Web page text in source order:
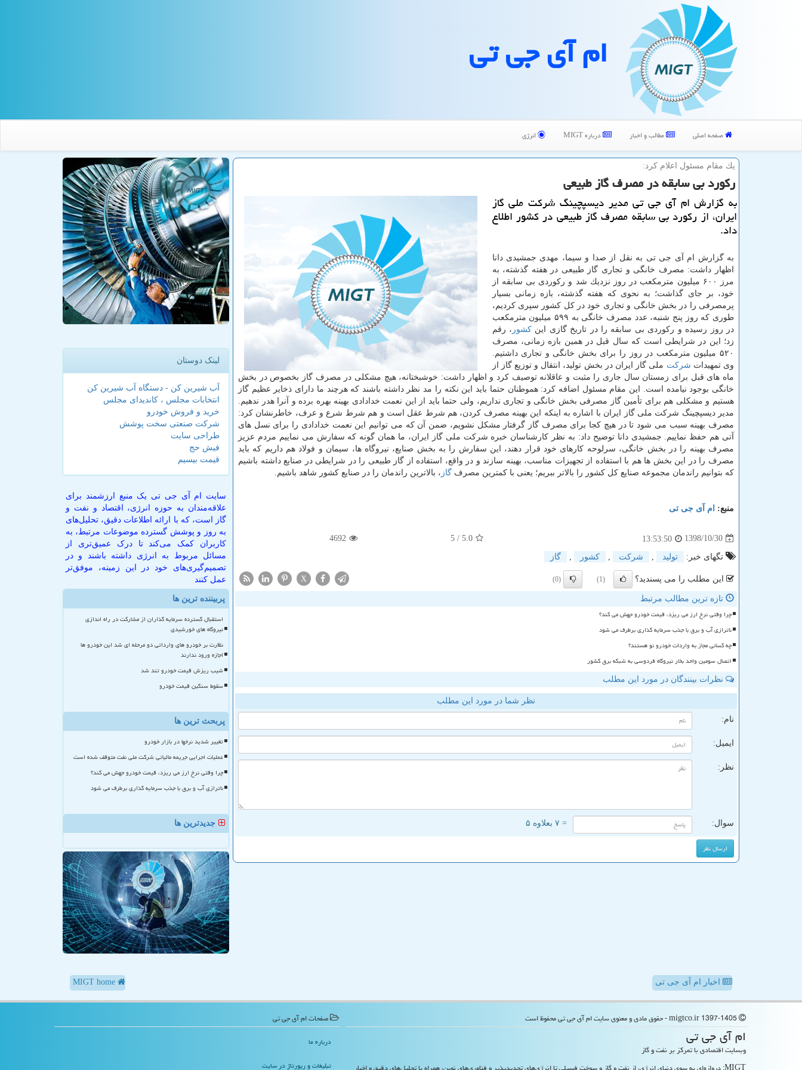
ام آی جی تی
صفحه اصلی مطالب و اخبار درباره MIGT انرژی
یك مقام مسئول اعلام كرد:
ركورد بی سابقه در مصرف گاز طبیعی
به گزارش ام آی جی تی مدیر دیسپچینگ شركت ملی گاز
ایران، از ركورد بی سابقه مصرف گاز طبیعی در كشور اطلاع
داد.
به گزارش ام آی جی تی به نقل از صدا و سیما، مهدی جمشیدی دانا
اظهار داشت: مصرف خانگی و تجاری گاز طبیعی در هفته گذشته، به
مرز ۶۰۰ میلیون مترمكعب در روز نزدیك شد و ركوردی بی سابقه از
خود، بر جای گذاشت؛ به نحوی كه هفته گذشته، بازه زمانی بسیار
پرمصرفی را در بخش خانگی و تجاری خود در كل كشور سپری كردیم،
طوری كه روز پنج شنبه، عدد مصرف خانگی به ۵۹۹ میلیون مترمكعب
در روز رسیده و ركوردی بی سابقه را در تاریخ گازی اینكشور ، رقم
زد؛ این در شرایطی است كه سال قبل در همین بازه زمانی، مصرف
۵۲۰ میلیون مترمكعب در روز را برای بخش خانگی و تجاری داشتیم.
وی تمهیدات شركت ملی گاز ایران در بخش تولید، انتقال و توزیع گاز از
ماه های قبل برای زمستان سال جاری را مثبت و عاقلانه توصیف كرد و اظهار داشت: خوشبختانه، هیچ مشكلی در مصرف گاز بخصوص در بخش
خانگی بوجود نیامده است. این مقام مسئول اضافه كرد: هموطنان حتما باید این نكته را مد نظر داشته باشند كه هرچند ما دارای ذخایر عظیم گاز
هستیم و مشكلی هم برای تأمین گاز مصرفی بخش خانگی و تجاری نداریم، ولی حتما باید از این نعمت خدادادی بهینه بهره برده و آنرا هدر ندهیم.
مدیر دیسپچینگ شركت ملی گاز ایران با اشاره به اینكه این بهینه مصرف كردن، هم شرط عقل است و هم شرط شرع و عرف، خاطرنشان كرد:
مصرف بهینه سبب می شود تا در هیچ كجا برای مصرف گاز گرفتار مشكل نشویم، ضمن آن كه می توانیم این نعمت خدادادی را برای نسل های
آتی هم حفظ نماییم. جمشیدی دانا توضیح داد: به نظر كارشناسان خبره شركت ملی گاز ایران، ما همان گونه كه سفارش می نماییم مردم عزیز
مصرف بهینه را در بخش خانگی، سرلوحه كارهای خود قرار دهند، این سفارش را به بخش صنایع، نیروگاه ها، سیمان و فولاد هم داریم كه باید
مصرف را در این بخش ها هم با استفاده از تجهیزات مناسب، بهینه سازند و در واقع، استفاده از گاز طبیعی را در شرایطی در صنایع داشته باشیم
كه بتوانیم راندمان مجموعه صنایع كل كشور را بالاتر ببریم؛ یعنی با كمترین مصرف گاز ، بالاترین راندمان را در صنایع كشور شاهد باشیم.
منبع: ام آی جی تی
1398/10/30
13:53:50
5.0
/ 5
4692
تگهای خبر: تولید شركت كشور گاز
این مطلب را می پسندید؟ (1)
(0)
X
تازه ترین مطالب مرتبط
چرا وقتی نرخ ارز می ریزد، قیمت خودرو جهش می کند؟
ناترازی آب و برق با جذب سرمایه گذاری برطرف می شود
چه کسانی مجاز به واردات خودرو نو هستند؟
اتصال سومین واحد بخار نیروگاه فردوسی به شبکه برق کشور
نظرات بینندگان در مورد این مطلب
نظر شما در مورد این مطلب
نام:
ایمیل:
نظر:
سوال: = ۷ بعلاوه ۵
لینک دوستان
آب شیرین کن - دستگاه آب شیرین کن
انتخابات مجلس ، کاندیدای مجلس
خرید و فروش خودرو
شرکت صنعتی سخت پوشش
طراحی سایت
فیش حج
قیمت بیسیم
سایت ام آی جی تی یک منبع ارزشمند برای
علاقه‌مندان به حوزه انرژی، اقتصاد و نفت و
گاز است، که با ارائه اطلاعات دقیق، تحلیل‌های
به روز و پوشش گسترده موضوعات مرتبط، به
کاربران کمک می‌کند تا درک عمیق‌تری از
مسائل مربوط به انرژی داشته باشند و در
تصمیم‌گیری‌های خود در این زمینه، موفق‌تر
عمل کنند
پربیننده ترین ها
استقبال گسترده سرمایه گذاران از مشارکت در راه اندازی
نیروگاه های خورشیدی
نظارت بر خودرو های وارداتی دو مرحله ای شد این خودرو ها
اجازه ورود ندارند
شیب ریزش قیمت خودرو تند شد
سقوط سنگین قیمت خودرو
پربحث ترین ها
تغییر شدید نرخها در بازار خودرو
عملیات اجرایی جریمه مالیاتی شرکت ملی نفت متوقف شده است
چرا وقتی نرخ ارز می ریزد، قیمت خودرو جهش می کند؟
ناترازی آب و برق با جذب سرمایه گذاری برطرف می شود
جدیدترین ها
اخبار ام آی جی تی
ام آی جی تی
وبسایت اقتصادی با تمرکز بر نفت و گاز
صفحات ام آی جی تی
درباره ما
تبلیغات و رپورتاژ در سایت